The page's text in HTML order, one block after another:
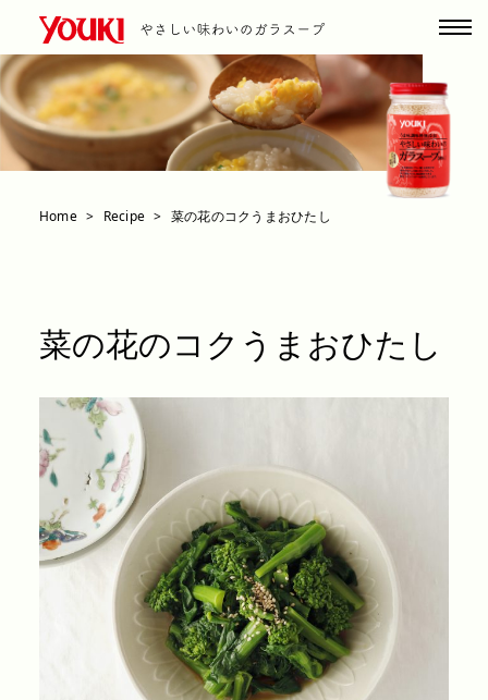
Home Recipe 菜の花のコクうまおひたし
菜の花のコクうまおひたし